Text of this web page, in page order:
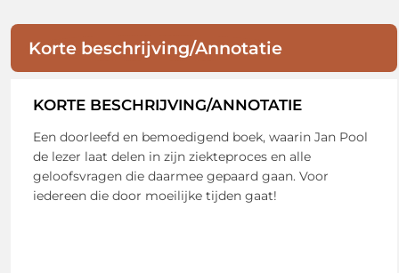
Korte beschrijving/Annotatie
KORTE BESCHRIJVING/ANNOTATIE
Een doorleefd en bemoedigend boek, waarin Jan Pool
de lezer laat delen in zijn ziekteproces en alle
geloofsvragen die daarmee gepaard gaan. Voor
iedereen die door moeilijke tijden gaat!